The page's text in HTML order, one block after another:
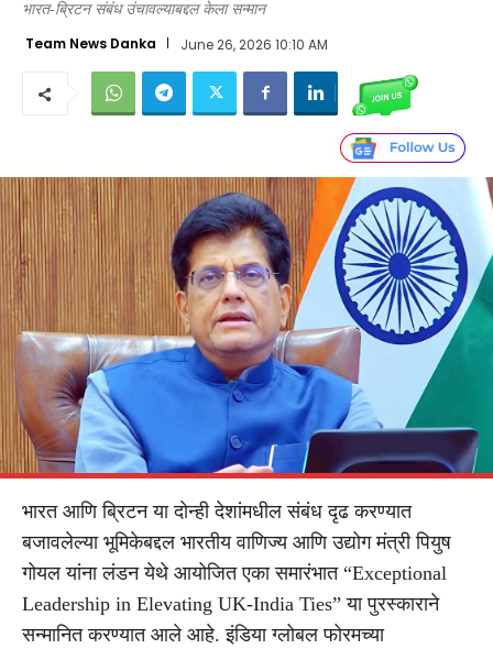
भारत-ब्रिटन संबंध उंचावल्याबद्दल केला सन्मान
Team News Danka June 26, 2026 10:10 AM
भारत आणि ब्रिटन या दोन्ही देशांमधील संबंध दृढ करण्यात
बजावलेल्या भूमिकेबद्दल भारतीय वाणिज्य आणि उद्योग मंत्री पियुष
गोयल यांना लंडन येथे आयोजित एका समारंभात “Exceptional
Leadership in Elevating UK-India Ties” या पुरस्काराने
सन्मानित करण्यात आले आहे. इंडिया ग्लोबल फोरमच्या